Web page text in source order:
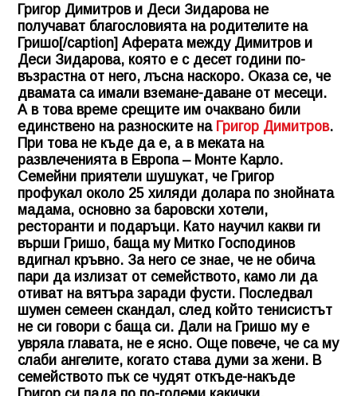
Григор Димитров и Деси Зидарова не
получават благословията на родителите на
Гришо[/caption] Аферата между Димитров и
Деси Зидарова, която е с десет години по-
възрастна от него, лъсна наскоро. Оказа се, че
двамата са имали вземане-даване от месеци.
А в това време срещите им очаквано били
единствено на разноските на Григор Димитров.
При това не къде да е, а в меката на
развлеченията в Европа – Монте Карло.
Семейни приятели шушукат, че Григор
профукал около 25 хиляди долара по знойната
мадама, основно за баровски хотели,
ресторанти и подаръци. Като научил какви ги
върши Гришо, баща му Митко Господинов
вдигнал кръвно. За него се знае, че не обича
пари да излизат от семейството, камо ли да
отиват на вятъра заради фусти. Последвал
шумен семеен скандал, след който тенисистът
не си говори с баща си. Дали на Гришо му е
увряла главата, не е ясно. Още повече, че са му
слаби ангелите, когато става думи за жени. В
семейството пък се чудят откъде-накъде